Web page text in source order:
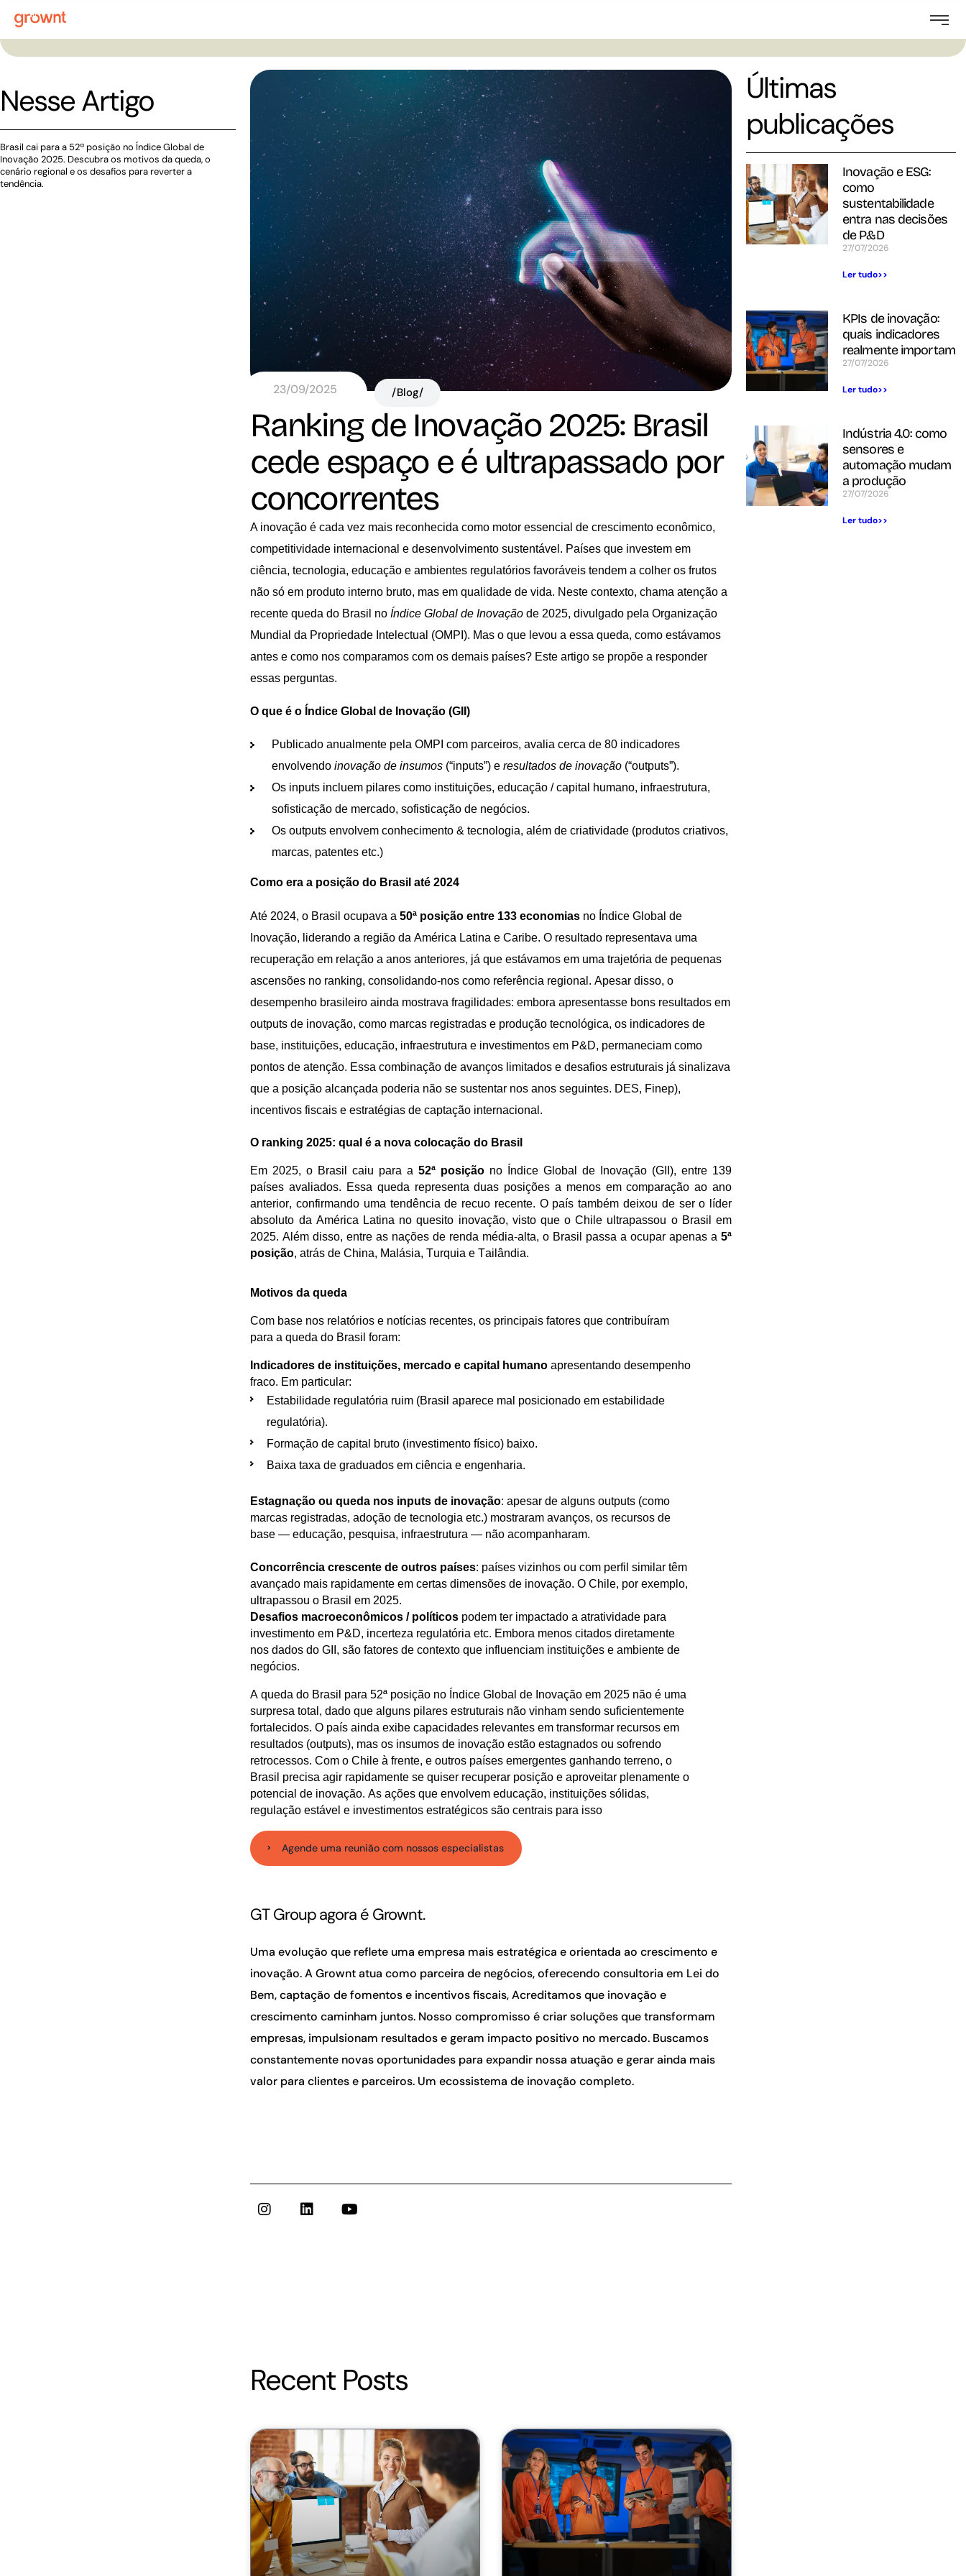
Nesse Artigo
Brasil cai para a 52ª posição no Índice Global de
Inovação 2025. Descubra os motivos da queda, o
cenário regional e os desafios para reverter a
tendência.
23/09/2025 /Blog/
Ranking de Inovação 2025: Brasil
cede espaço e é ultrapassado por
concorrentes
A inovação é cada vez mais reconhecida como motor essencial de crescimento econômico,
competitividade internacional e desenvolvimento sustentável. Países que investem em
ciência, tecnologia, educação e ambientes regulatórios favoráveis tendem a colher os frutos
não só em produto interno bruto, mas em qualidade de vida. Neste contexto, chama atenção a
recente queda do Brasil noÍndice Global de Inovação de 2025, divulgado pela Organização
Mundial da Propriedade Intelectual (OMPI). Mas o que levou a essa queda, como estávamos
antes e como nos comparamos com os demais países? Este artigo se propõe a responder
essas perguntas.
O que é o Índice Global de Inovação (GII)
Publicado anualmente pela OMPI com parceiros, avalia cerca de 80 indicadores
envolvendoinovação de insumos (“inputs”) eresultados de inovação (“outputs”).
Os inputs incluem pilares como instituições, educação / capital humano, infraestrutura,
sofisticação de mercado, sofisticação de negócios.
Os outputs envolvem conhecimento & tecnologia, além de criatividade (produtos criativos,
marcas, patentes etc.)
Como era a posição do Brasil até 2024
Até 2024, o Brasil ocupava a50ª posição entre 133 economias no Índice Global de
Inovação, liderando a região da América Latina e Caribe. O resultado representava uma
recuperação em relação a anos anteriores, já queestávamosem uma trajetória de pequenas
ascensões no ranking, consolidando-nos como referência regional. Apesar disso, o
desempenho brasileiro ainda mostrava fragilidades: embora apresentasse bons resultados em
outputs de inovação, como marcas registradas e produção tecnológica, os indicadores de
base, instituições, educação, infraestrutura e investimentos em P&D, permaneciam como
pontos de atenção. Essa combinação de avanços limitados e desafios estruturais já sinalizava
que a posição alcançada poderia não se sustentar nos anos seguintes. DES, Finep),
incentivos fiscais e estratégias de captação internacional.
O ranking 2025: qual é a nova colocação do Brasil
Em 2025, o Brasil caiu para a52ª posição no Índice Global de Inovação (GII), entre 139
países avaliados. Essa queda representa duas posições a menos em comparação ao ano
anterior, confirmando uma tendência de recuo recente. O país também deixou de ser o líder
absoluto da América Latina no quesito inovação, visto que o Chile ultrapassou o Brasil em
2025. Além disso, entre as nações de renda média-alta, o Brasil passa a ocupar apenas a5ª
posição, atrás de China, Malásia, Turquia e Tailândia.
Motivos da queda
Com base nos relatórios e notícias recentes, os principais fatores que contribuíram
para a queda do Brasil foram:
Indicadores de instituições, mercado e capital humano apresentando desempenho
fraco. Em particular:
Estabilidade regulatória ruim (Brasil aparece mal posicionado em estabilidade
regulatória).
Formação de capital bruto (investimento físico) baixo.
Baixa taxa de graduados em ciência e engenharia.
Estagnação ou queda nos inputs de inovação: apesar de alguns outputs (como
marcas registradas, adoção de tecnologia etc.) mostraram avanços, os recursos de
base — educação, pesquisa, infraestrutura — não acompanharam.
Concorrência crescente de outros países: países vizinhos ou com perfil similar têm
avançado mais rapidamente em certas dimensões de inovação. O Chile, por exemplo,
ultrapassou o Brasil em 2025.
Desafios macroeconômicos / políticos podem ter impactado a atratividade para
investimento em P&D, incerteza regulatória etc. Embora menos citados diretamente
nos dados do GII, são fatores de contexto que influenciam instituições e ambiente de
negócios.
A queda do Brasil para 52ª posição no Índice Global de Inovação em 2025 não é uma
surpresa total, dado que alguns pilares estruturais não vinham sendo suficientemente
fortalecidos. O país ainda exibe capacidades relevantes em transformar recursos em
resultados (outputs), mas os insumos de inovação estão estagnados ou sofrendo
retrocessos. Com o Chile à frente, e outros países emergentes ganhando terreno, o
Brasil precisa agir rapidamente se quiser recuperar posição e aproveitar plenamente o
potencial de inovação. As ações que envolvem educação, instituições sólidas,
regulação estável e investimentos estratégicos são centrais para isso
Agende uma reunião com nossos especialistas
GT Group agora é Grownt.
Uma evolução que reflete uma empresa mais estratégica e orientada ao crescimento e
inovação. A Grownt atua como parceira de negócios, oferecendo consultoria em Lei do
Bem, captação de fomentos e incentivos fiscais, Acreditamos que inovação e
crescimento caminham juntos. Nosso compromisso é criar soluções que transformam
empresas, impulsionam resultados e geram impacto positivo no mercado. Buscamos
constantemente novas oportunidades para expandir nossa atuação e gerar ainda mais
valor para clientes e parceiros. Um ecossistema de inovação completo.
Últimas
publicações
Inovação e ESG:
como
sustentabilidade
entra nas decisões
de P&D
27/07/2026
Ler tudo>>
KPIs de inovação:
quais indicadores
realmente importam
27/07/2026
Ler tudo>>
Indústria 4.0: como
sensores e
automação mudam
a produção
27/07/2026
Ler tudo>>
Recent Posts